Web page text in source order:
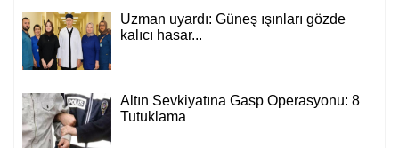
Uzman uyardı: Güneş ışınları gözde
kalıcı hasar...
Altın Sevkiyatına Gasp Operasyonu: 8
Tutuklama